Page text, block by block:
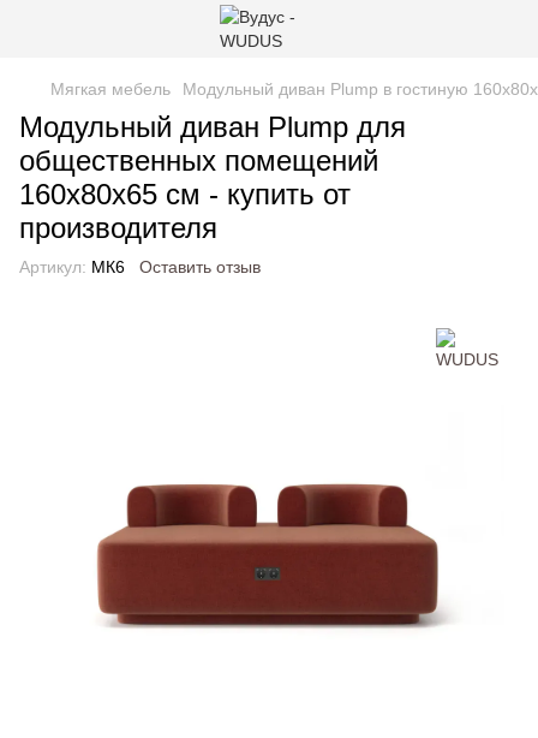
Мягкая мебель Модульный диван Plump в гостиную
Модульный диван Plump для
общественных помещений
160х80х65 см - купить от
производителя
Артикул: MК6 Оставить отзыв